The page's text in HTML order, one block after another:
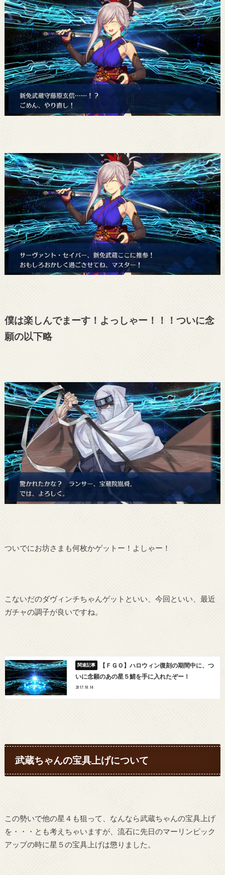
僕は楽しんでまーす！よっしゃー！！！ついに念
願の以下略
ついでにお坊さまも何枚かゲットー！よしゃー！
こないだのダヴィンチちゃんゲットといい、今回といい、最近
ガチャの調子が良いですね。
【ＦＧＯ】ハロウィン復刻の期間中に、つ
いに念願のあの星５鯖を手に入れたぞー！
2017.10.14
武蔵ちゃんの宝具上げについて
この勢いで他の星４も狙って、なんなら武蔵ちゃんの宝具上げ
を・・・とも考えちゃいますが、流石に先日のマーリンピック
アップの時に星５の宝具上げは懲りました。